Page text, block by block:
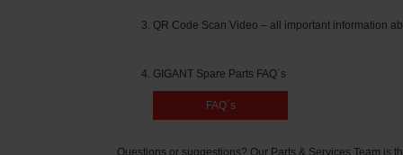
QR Code Scan Video – all important information
GIGANT Spare Parts FAQ´s
FAQ´s
Questions or suggestions? Our Parts & Services Team is